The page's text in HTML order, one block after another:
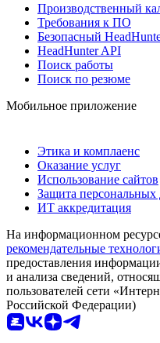
Производственный
Требования к ПО
Безопасный
HeadHunter API
Поиск работы
Поиск по резюме
Мобильное приложение
Этика и комплаенс
Оказание услуг
Использование сайтов
Защита
ИТ аккредитация
На информационном
рекомендательные
предоставления
и анализа сведений,
пользователей сети
Российской Федерации)